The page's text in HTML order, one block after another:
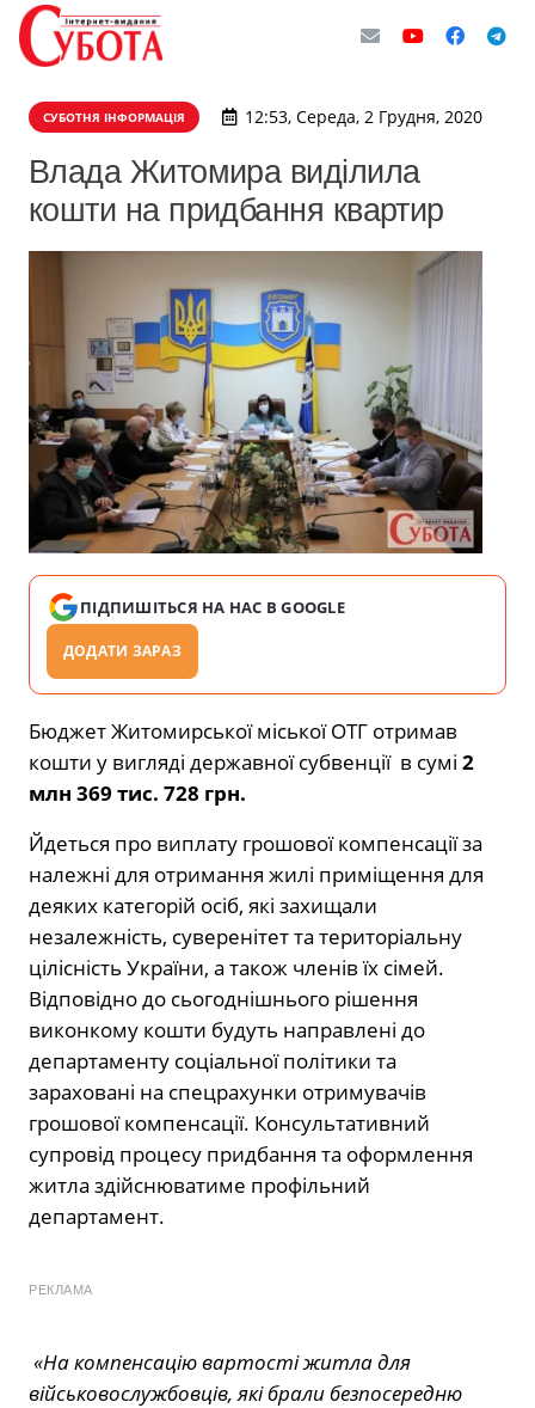
СУБОТНЯ ІНФОРМАЦІЯ 12:53, Середа, 2 Грудня, 2020
Влада Житомира виділила
кошти на придбання квартир
ПІДПИШІТЬСЯ НА НАС В GOOGLE
ДОДАТИ ЗАРАЗ
Бюджет Житомирської міської ОТГ отримав
кошти у вигляді державної субвенції в сумі 2
млн 369 тис. 728 грн.
Йдеться про виплату грошової компенсації за
належні для отримання жилі приміщення для
деяких категорій осіб, які захищали
незалежність, суверенітет та територіальну
цілісність України, а також членів їх сімей.
Відповідно до сьогоднішнього рішення
виконкому кошти будуть направлені до
департаменту соціальної політики та
зараховані на спецрахунки отримувачів
грошової компенсації. Консультативний
супровід процесу придбання та оформлення
житла здійснюватиме профільний
департамент.
РЕКЛАМА
«На компенсацію вартості житла для
військовослужбовців, які брали безпосередню